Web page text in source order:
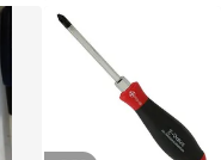
+2×100 6本セット